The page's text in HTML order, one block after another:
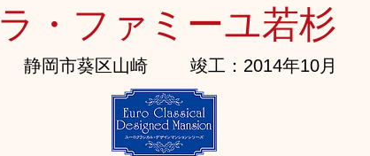
ラ・ファミーユ若杉
静岡市葵区山崎 竣工：2014年10月